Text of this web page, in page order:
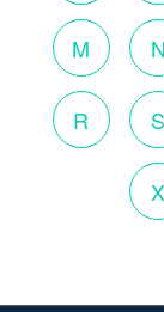
M N
R S
X